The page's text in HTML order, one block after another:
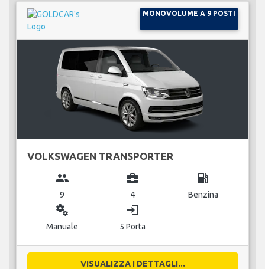
MONOVOLUME A 9 POSTI
VOLKSWAGEN TRANSPORTER
group
9
business_center
4
local_gas_station
Benzina
miscellaneous_services
Manuale
login
5 Porta
VISUALIZZA I DETTAGLI...